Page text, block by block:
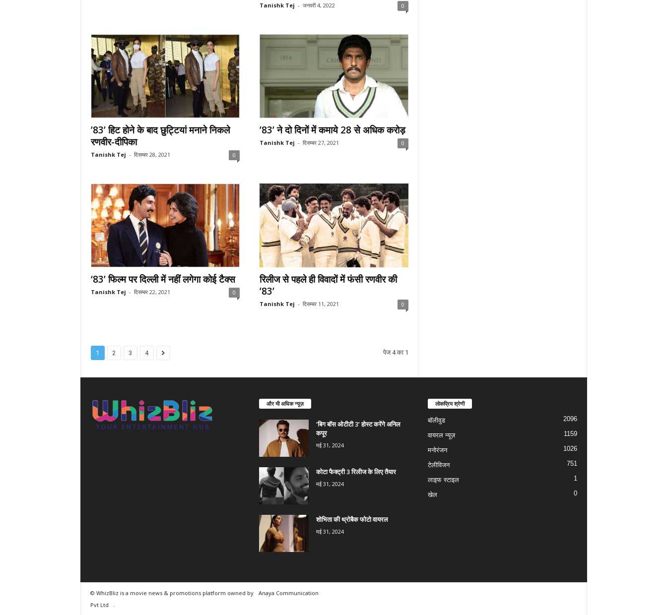
Tanishk Tej - जनवरी 4, 2022 0
’83’ हिट होने के बाद छुट्टियां मनाने निकले
रणवीर-दीपिका
Tanishk Tej - दिसम्बर 28, 2021 0
’83’ ने दो दिनों में कमाये 28 से अधिक करोड़
Tanishk Tej - दिसम्बर 27, 2021 0
‘83’ फिल्म पर दिल्ली में नहीं लगेगा कोई टैक्स
Tanishk Tej - दिसम्बर 22, 2021 0
रिलीज से पहले ही विवादों में फंसी रणवीर की
’83’
Tanishk Tej - दिसम्बर 11, 2021 0
1 2 3 4 पेज 4 का 1
और भी अधिक न्यूज़
‘बिग बॉस ओटीटी 3’ होस्ट करेंगे अनिल
कपूर
मई 31, 2024
कोटा फैक्ट्री 3 रिलीज के लिए तैयार
मई 31, 2024
शोभिता की थ्रोबैक फोटो वायरल
मई 31, 2024
लोकप्रिय श्रेणी
बॉलीवुड 2096
वायरल न्यूज़ 1159
मनोरंजन 1026
टेलीविजन 751
लाइफ स्टाइल 1
खेल 0
© WhizBliz is a movie news & promotions platform owned by
Anaya Communication
Pvt Ltd